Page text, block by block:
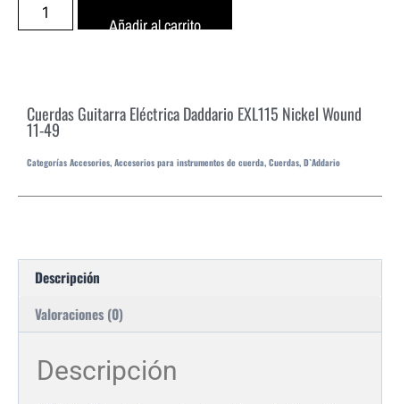
Añadir al carrito
Cuerdas Guitarra Eléctrica Daddario EXL115 Nickel Wound
11-49
Categorías Accesorios, Accesorios para instrumentos de cuerda, Cuerdas, D`Addario
Descripción
Valoraciones (0)
Descripción